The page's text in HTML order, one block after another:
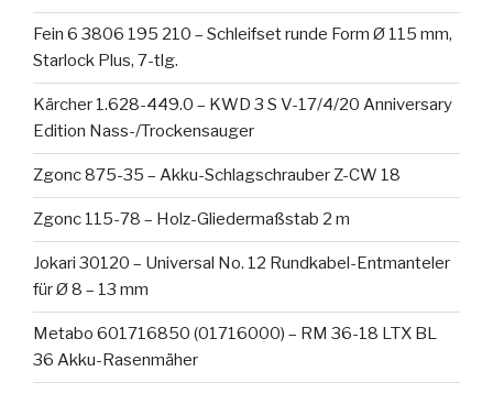
Fein 6 3806 195 210 – Schleifset runde Form Ø 115 mm,
Starlock Plus, 7-tlg.
Kärcher 1.628-449.0 – KWD 3 S V-17/4/20 Anniversary
Edition Nass-/Trockensauger
Zgonc 875-35 – Akku-Schlagschrauber Z-CW 18
Zgonc 115-78 – Holz-Gliedermaßstab 2 m
Jokari 30120 – Universal No. 12 Rundkabel-Entmanteler
für Ø 8 – 13 mm
Metabo 601716850 (01716000) – RM 36-18 LTX BL
36 Akku-Rasenmäher